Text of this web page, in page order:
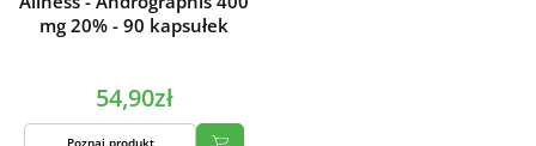
mg 20% - 90 kapsułek
54,90zł
Poznaj produkt